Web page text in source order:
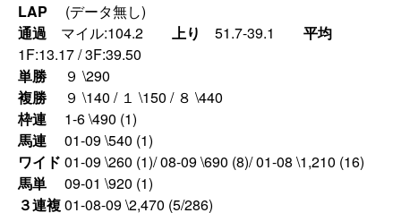
LAP (データ無し)
通過 マイル:104.2 上り 51.7-39.1
平均
1F:13.17 / 3F:39.50
単勝
９ \290
複勝
９ \140 / １ \150 / ８ \440
枠連
1-6 \490 (1)
馬連
01-09 \540 (1)
ワイド 01-09 \260 (1)/ 08-09 \690 (8)/ 01-08 \1,210 (16)
馬単
09-01 \920 (1)
３連複01-08-09 \2,470 (5/286)